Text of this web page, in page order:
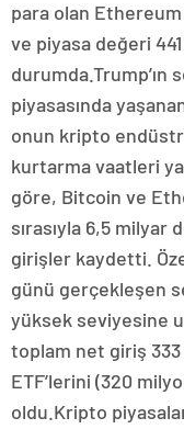
para olan
ve piyasa değeri
piyasasında
onun kripto
kurtarma vaatleri
göre, Bitcoin ve
sırasıyla 6,5 milyar
girişler kaydetti.
günü gerçekleşen
yüksek seviyesine
toplam net giriş
ETF’lerini (320
oldu.Kripto